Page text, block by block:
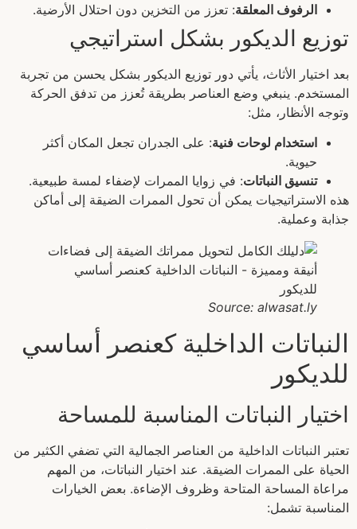
الرفوف المعلقة: تعزز من التخزين دون احتلال الأرضية.
توزيع الديكور بشكل استراتيجي
بعد اختيار الأثاث، يأتي دور توزيع الديكور بشكل يحسن من تجربة
المستخدم. ينبغي وضع العناصر بطريقة تُعزز من تدفق الحركة
وتوجه الأنظار، مثل:
استخدام لوحات فنية: على الجدران تجعل المكان أكثر
حيوية.
تنسيق النباتات: في زوايا الممرات لإضفاء لمسة طبيعية.
هذه الاستراتيجيات يمكن أن تحول الممرات الضيقة إلى أماكن
جذابة وعملية.
Source: alwasat.ly
النباتات الداخلية كعنصر أساسي
للديكور
اختيار النباتات المناسبة للمساحة
تعتبر النباتات الداخلية من العناصر الجمالية التي تضفي الكثير من
الحياة على الممرات الضيقة. عند اختيار النباتات، من المهم
مراعاة المساحة المتاحة وظروف الإضاءة. بعض الخيارات
المناسبة تشمل: